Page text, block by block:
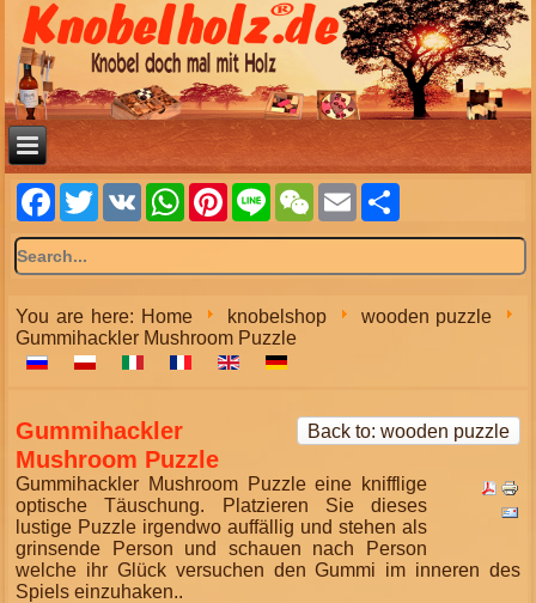
Facebook
TwitterVK WhatsApp
Pinterest
Line WeChatEmail
You are here: Home knobelshop
wooden puzzle
Gummihackler Mushroom Puzzle
Back to: wooden puzzle
Gummihackler
Mushroom Puzzle
Gummihackler Mushroom Puzzle eine knifflige
optische Täuschung. Platzieren Sie dieses
lustige Puzzle irgendwo auffällig und stehen als
grinsende Person und schauen nach Person
welche ihr Glück versuchen den Gummi im inneren des
Spiels einzuhaken..